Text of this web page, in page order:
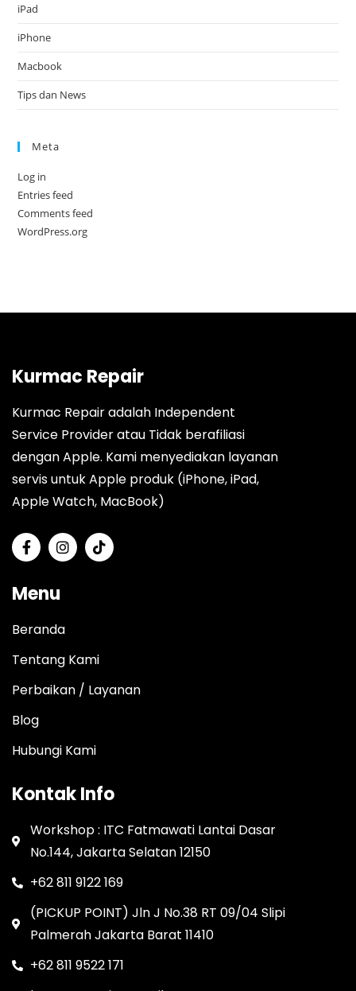
iPad
iPhone
Macbook
Tips dan News
Meta
Log in
Entries feed
Comments feed
WordPress.org
Kurmac Repair
Kurmac Repair adalah Independent
Service Provider atau Tidak berafiliasi
dengan Apple. Kami menyediakan layanan
servis untuk Apple produk (iPhone, iPad,
Apple Watch, MacBook)
Menu
Beranda
Tentang Kami
Perbaikan / Layanan
Blog
Hubungi Kami
Kontak Info
Workshop : ITC Fatmawati Lantai Dasar
No.144, Jakarta Selatan 12150
+62 811 9122 169
(PICKUP POINT) Jln J No.38 RT 09/04 Slipi
Palmerah Jakarta Barat 11410
+62 811 9522 171